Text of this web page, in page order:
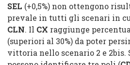
SEL (+0,5%) non ottengono
prevale in tutti gli scenari in
CLN. Il CX raggiunge
(superiori al 30%) da poter
vittoria nello scenario 2 e 2bis.